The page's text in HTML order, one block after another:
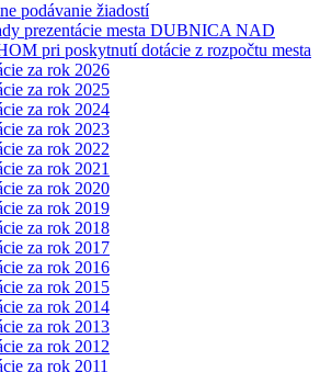
podávanie žiadostí
prezentácie mesta DUBNICA NAD
pri poskytnutí dotácie z rozpočtu mesta
za rok 2026
za rok 2025
za rok 2024
za rok 2023
za rok 2022
za rok 2021
za rok 2020
za rok 2019
za rok 2018
za rok 2017
za rok 2016
za rok 2015
za rok 2014
za rok 2013
za rok 2012
za rok 2011